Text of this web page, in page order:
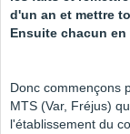
d'un an et mettre
Ensuite chacun
Donc commençons
MTS (Var, Fréjus)
l'établissement du